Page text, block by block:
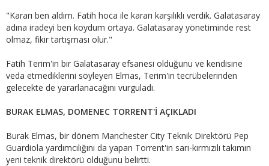
"Kararı ben aldım. Fatih hoca ile kararı karşılıklı verdik. Galatasaray
adına iradeyi ben koydum ortaya. Galatasaray yönetiminde rest
olmaz, fikir tartışması olur."
Fatih Terim'in bir Galatasaray efsanesi olduğunu ve kendisine
veda etmediklerini söyleyen Elmas, Terim'in tecrübelerinden
gelecekte de yararlanacağını vurguladı.
BURAK ELMAS, DOMENEC TORRENT'İ AÇIKLADI
Burak Elmas, bir dönem Manchester City Teknik Direktörü Pep
Guardiola yardımcılığını da yapan Torrent'in sarı-kırmızılı takımın
yeni teknik direktörü olduğunu belirtti.